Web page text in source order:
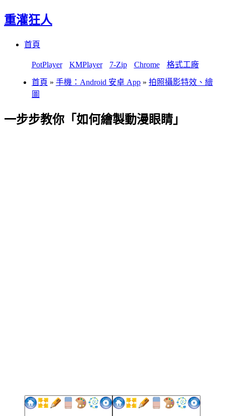
重灌狂人
首頁
PotPlayer KMPlayer 7-Zip Chrome 格式工廠
首頁 » 手機：Android 安卓 App » 拍照攝影特效、繪
圖
一步步教你「如何繪製動漫眼睛」